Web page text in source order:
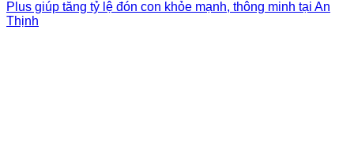
Plus giúp tăng tỷ lệ đón con khỏe mạnh, thông minh tại An
Thịnh